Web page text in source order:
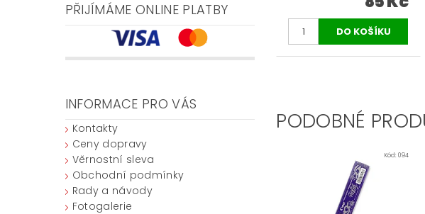
PŘIJÍMÁME ONLINE PLATBY
INFORMACE PRO VÁS
Kontakty
Ceny dopravy
Věrnostní sleva
Obchodní podmínky
Rady a návody
Fotogalerie
PODOBNÉ
Kód:094